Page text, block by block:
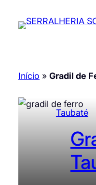
para
Início » Gradil de
Taubaté